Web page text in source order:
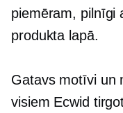
piemēram, pilnīgi
produkta lapā.
Gatavsmotīvi un
visiem Ecwid